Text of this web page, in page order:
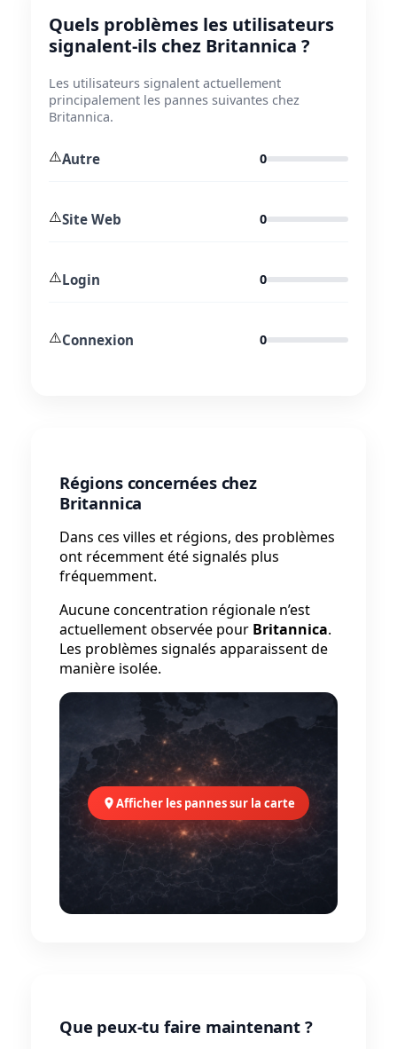
Quels problèmes les utilisateurs
signalent-ils chez Britannica ?
Les utilisateurs signalent actuellement
principalement les pannes suivantes chez
Britannica.
⚠️Autre 0
⚠️Site Web 0
⚠️Login 0
⚠️Connexion 0
Régions concernées chez
Britannica
Dans ces villes et régions, des problèmes
ont récemment été signalés plus
fréquemment.
Aucune concentration régionale n’est
actuellement observée pour Britannica.
Les problèmes signalés apparaissent de
manière isolée.
Afficher les pannes sur la carte
Que peux-tu faire maintenant ?